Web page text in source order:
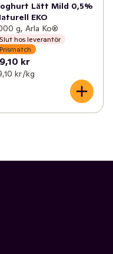
Lätt Mild 0,5%
EKO
g, Arla Ko®
Slut hos leverantör
Prismatch
kr
kr /kg